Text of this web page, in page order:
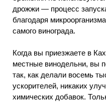
дрожжи — процесс
благодаря
самого винограда.
Когда вы приезжаете в
местные винодельни, вы
так, как делали восемь
ускорителей, никаких
химических добавок.